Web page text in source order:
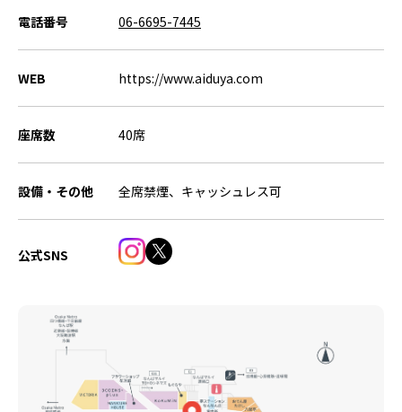
電話番号 06-6695-7445
WEB https://www.aiduya.com
座席数 40席
設備・その他 全席禁煙、キャッシュレス可
公式SNS